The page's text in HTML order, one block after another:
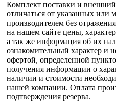
Комплект поставки и
отличаться от указанных или
производителем без
на нашем сайте цены,
а так же информация об их
ознакомительный характер и
офертой, определенной
получения информации о
наличии и стоимости
нашей компании. Оплата
подтверждения резерва.